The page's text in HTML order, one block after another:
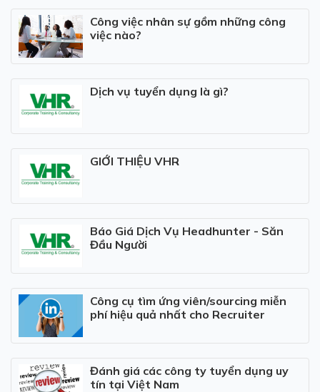
Công việc nhân sự gồm những công
việc nào?
Dịch vụ tuyển dụng là gì?
GIỚI THIỆU VHR
Báo Giá Dịch Vụ Headhunter - Săn
Đầu Người
Công cụ tìm ứng viên/sourcing miễn
phí hiệu quả nhất cho Recruiter
Đánh giá các công ty tuyển dụng uy
tín tại Việt Nam